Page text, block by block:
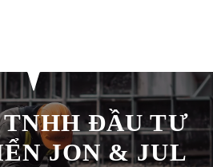
TNHH ĐẦU TƯ
JON & JUL